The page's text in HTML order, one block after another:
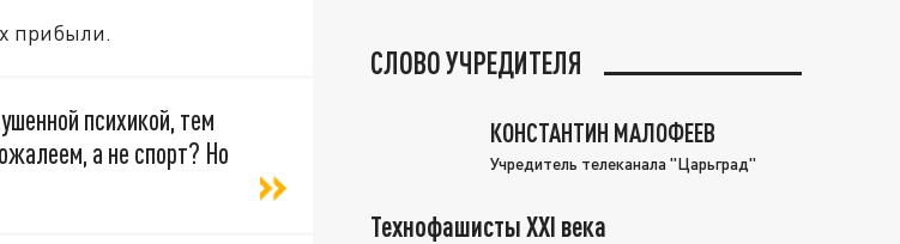
прибыли.
психикой, тем
а не спорт? Но
СЛОВО УЧРЕДИТЕЛЯ
КОНСТАНТИН МАЛОФЕЕВ
Учредитель телеканала "Царьград"
Технофашисты XXI века